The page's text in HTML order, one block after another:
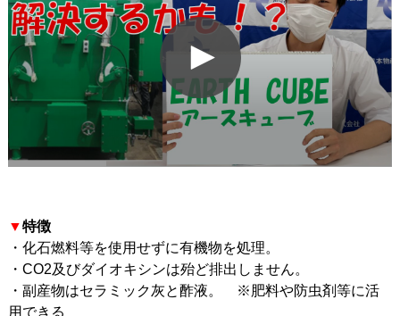
▼特徴
・化石燃料等を使用せずに有機物を処理。
・CO2及びダイオキシンは殆ど排出しません。
・副産物はセラミック灰と酢液。 ※肥料や防虫剤等に活
用できる